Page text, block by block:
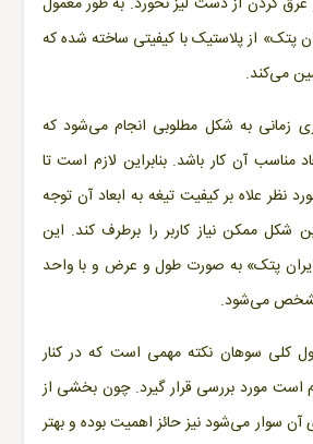
پتک» از پلاستیک با کیفیتی ساخته شده که
می‌کند.
زمانی به شکل مطلوبی انجام می‌شود که
مناسب آن کار باشد. بنابراین لازم است تا
نظر علاه بر کیفیت تیغه به ابعاد آن توجه
شکل ممکن نیاز کاربر را برطرف کند. این
پتک» به صورت طول و عرض و با واحد
مشخص می‌شود.
کلی سوهان نکته مهمی است که در کنار
است مورد بررسی قرار گیرد. چون بخشی از
سوار می‌شود نیز حائز اهمیت بوده و بهتر